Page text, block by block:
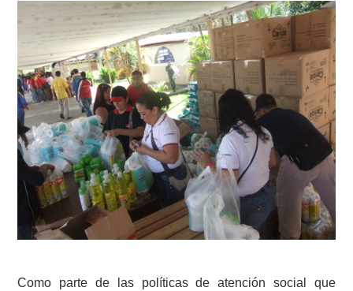
Como parte de las políticas de atención social que